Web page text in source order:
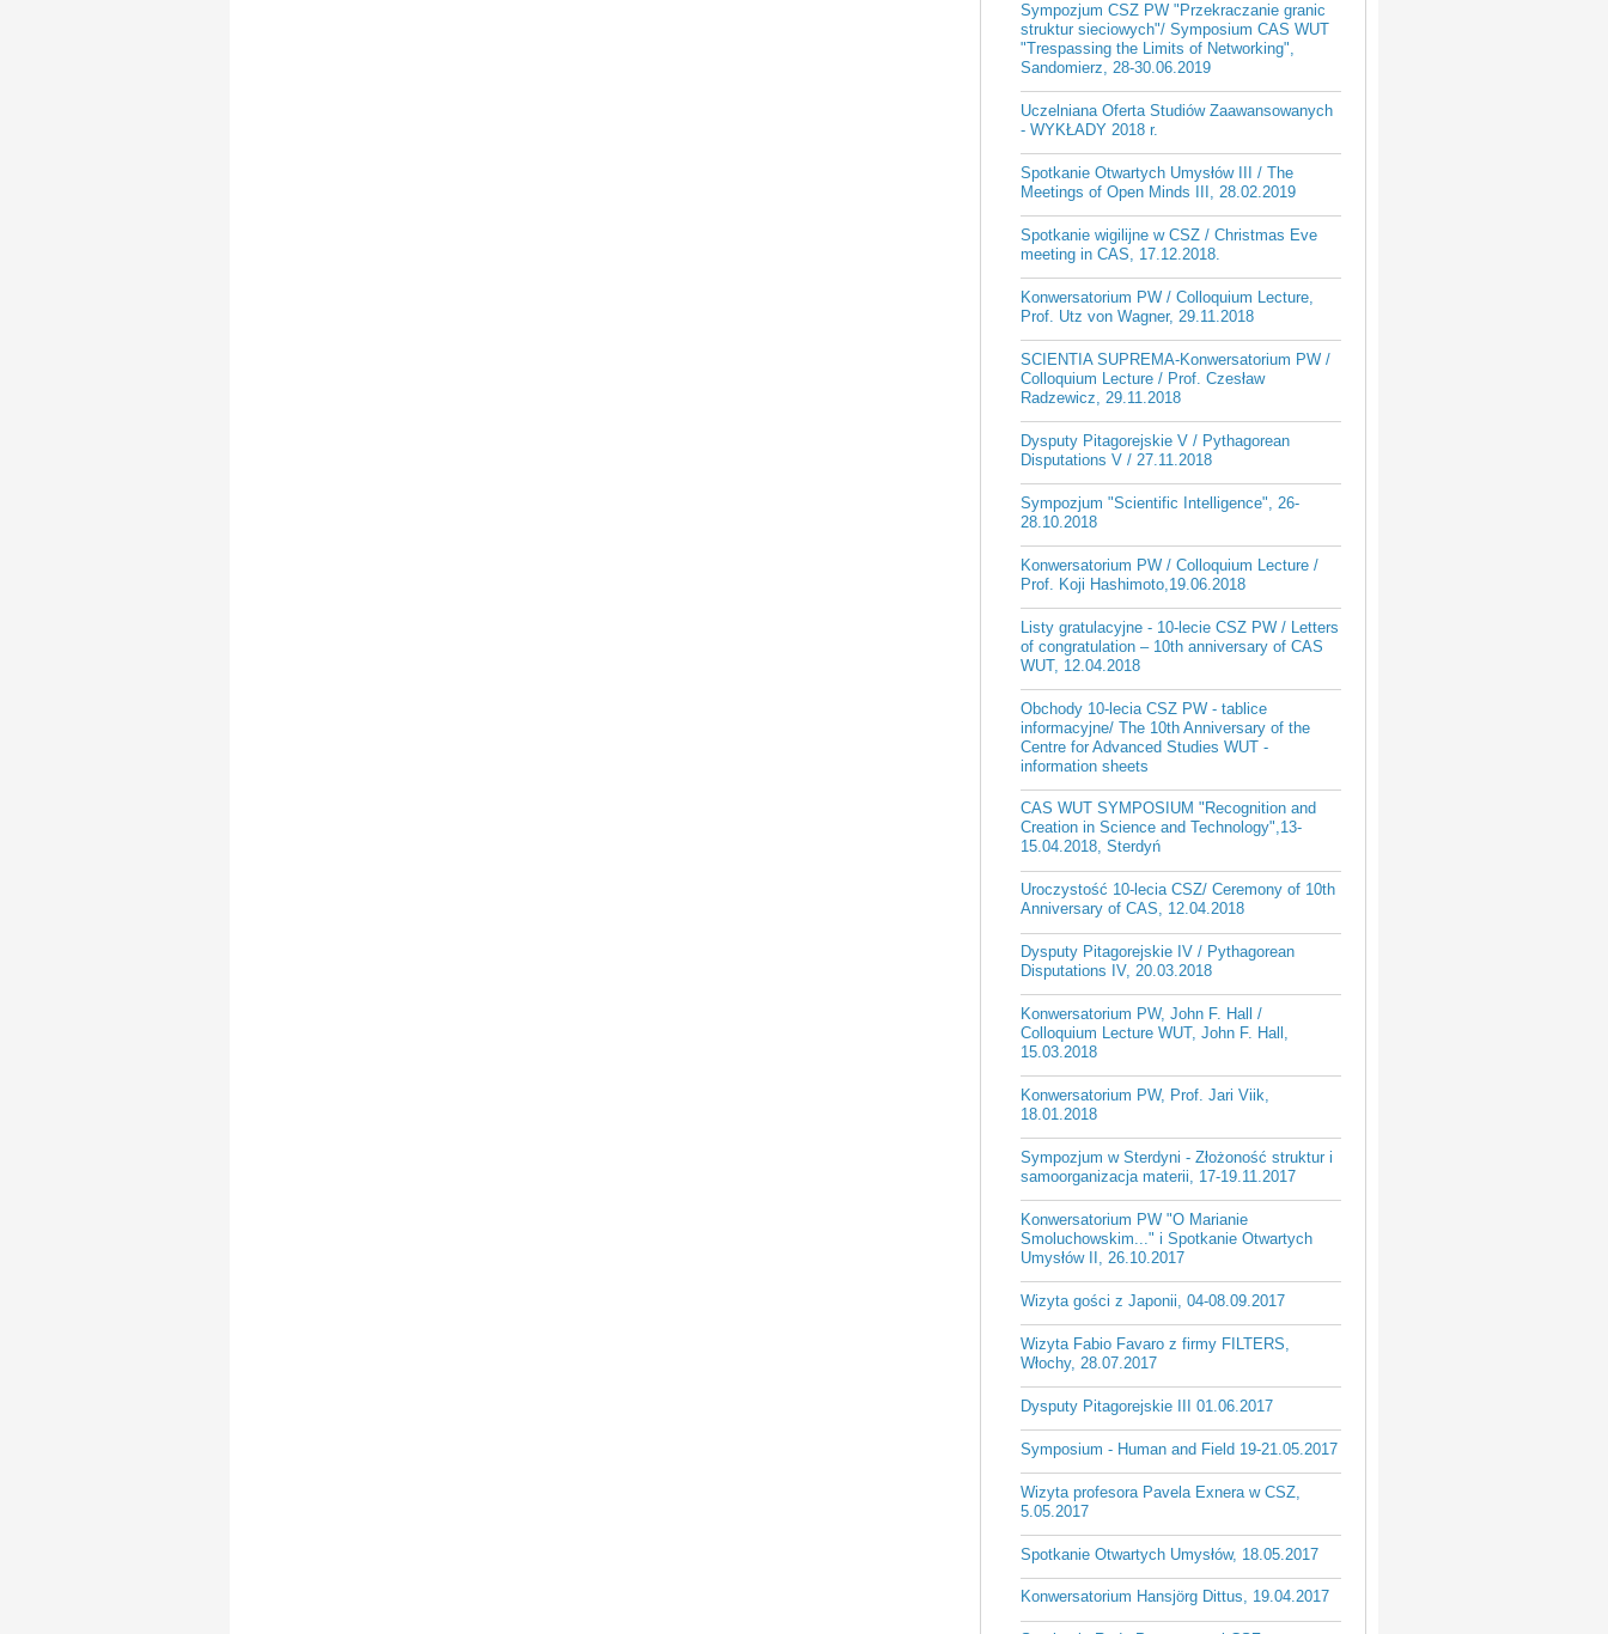
Sympozjum CSZ PW "Przekraczanie granic
struktur sieciowych"/ Symposium CAS WUT
"Trespassing the Limits of Networking",
Sandomierz, 28-30.06.2019
Uczelniana Oferta Studiów Zaawansowanych
- WYKŁADY 2018 r.
Spotkanie Otwartych Umysłów III / The
Meetings of Open Minds III, 28.02.2019
Spotkanie wigilijne w CSZ / Christmas Eve
meeting in CAS, 17.12.2018.
Konwersatorium PW / Colloquium Lecture,
Prof. Utz von Wagner, 29.11.2018
SCIENTIA SUPREMA-Konwersatorium PW /
Colloquium Lecture / Prof. Czesław
Radzewicz, 29.11.2018
Dysputy Pitagorejskie V / Pythagorean
Disputations V / 27.11.2018
Sympozjum "Scientific Intelligence", 26-
28.10.2018
Konwersatorium PW / Colloquium Lecture /
Prof. Koji Hashimoto,19.06.2018
Listy gratulacyjne - 10-lecie CSZ PW / Letters
of congratulation – 10th anniversary of CAS
WUT, 12.04.2018
Obchody 10-lecia CSZ PW - tablice
informacyjne/ The 10th Anniversary of the
Centre for Advanced Studies WUT -
information sheets
CAS WUT SYMPOSIUM "Recognition and
Creation in Science and Technology",13-
15.04.2018, Sterdyń
Uroczystość 10-lecia CSZ/ Ceremony of 10th
Anniversary of CAS, 12.04.2018
Dysputy Pitagorejskie IV / Pythagorean
Disputations IV, 20.03.2018
Konwersatorium PW, John F. Hall /
Colloquium Lecture WUT, John F. Hall,
15.03.2018
Konwersatorium PW, Prof. Jari Viik,
18.01.2018
Sympozjum w Sterdyni - Złożoność struktur i
samoorganizacja materii, 17-19.11.2017
Konwersatorium PW "O Marianie
Smoluchowskim..." i Spotkanie Otwartych
Umysłów II, 26.10.2017
Wizyta gości z Japonii, 04-08.09.2017
Wizyta Fabio Favaro z firmy FILTERS,
Włochy, 28.07.2017
Dysputy Pitagorejskie III 01.06.2017
Symposium - Human and Field 19-21.05.2017
Wizyta profesora Pavela Exnera w CSZ,
5.05.2017
Spotkanie Otwartych Umysłów, 18.05.2017
Konwersatorium Hansjörg Dittus, 19.04.2017